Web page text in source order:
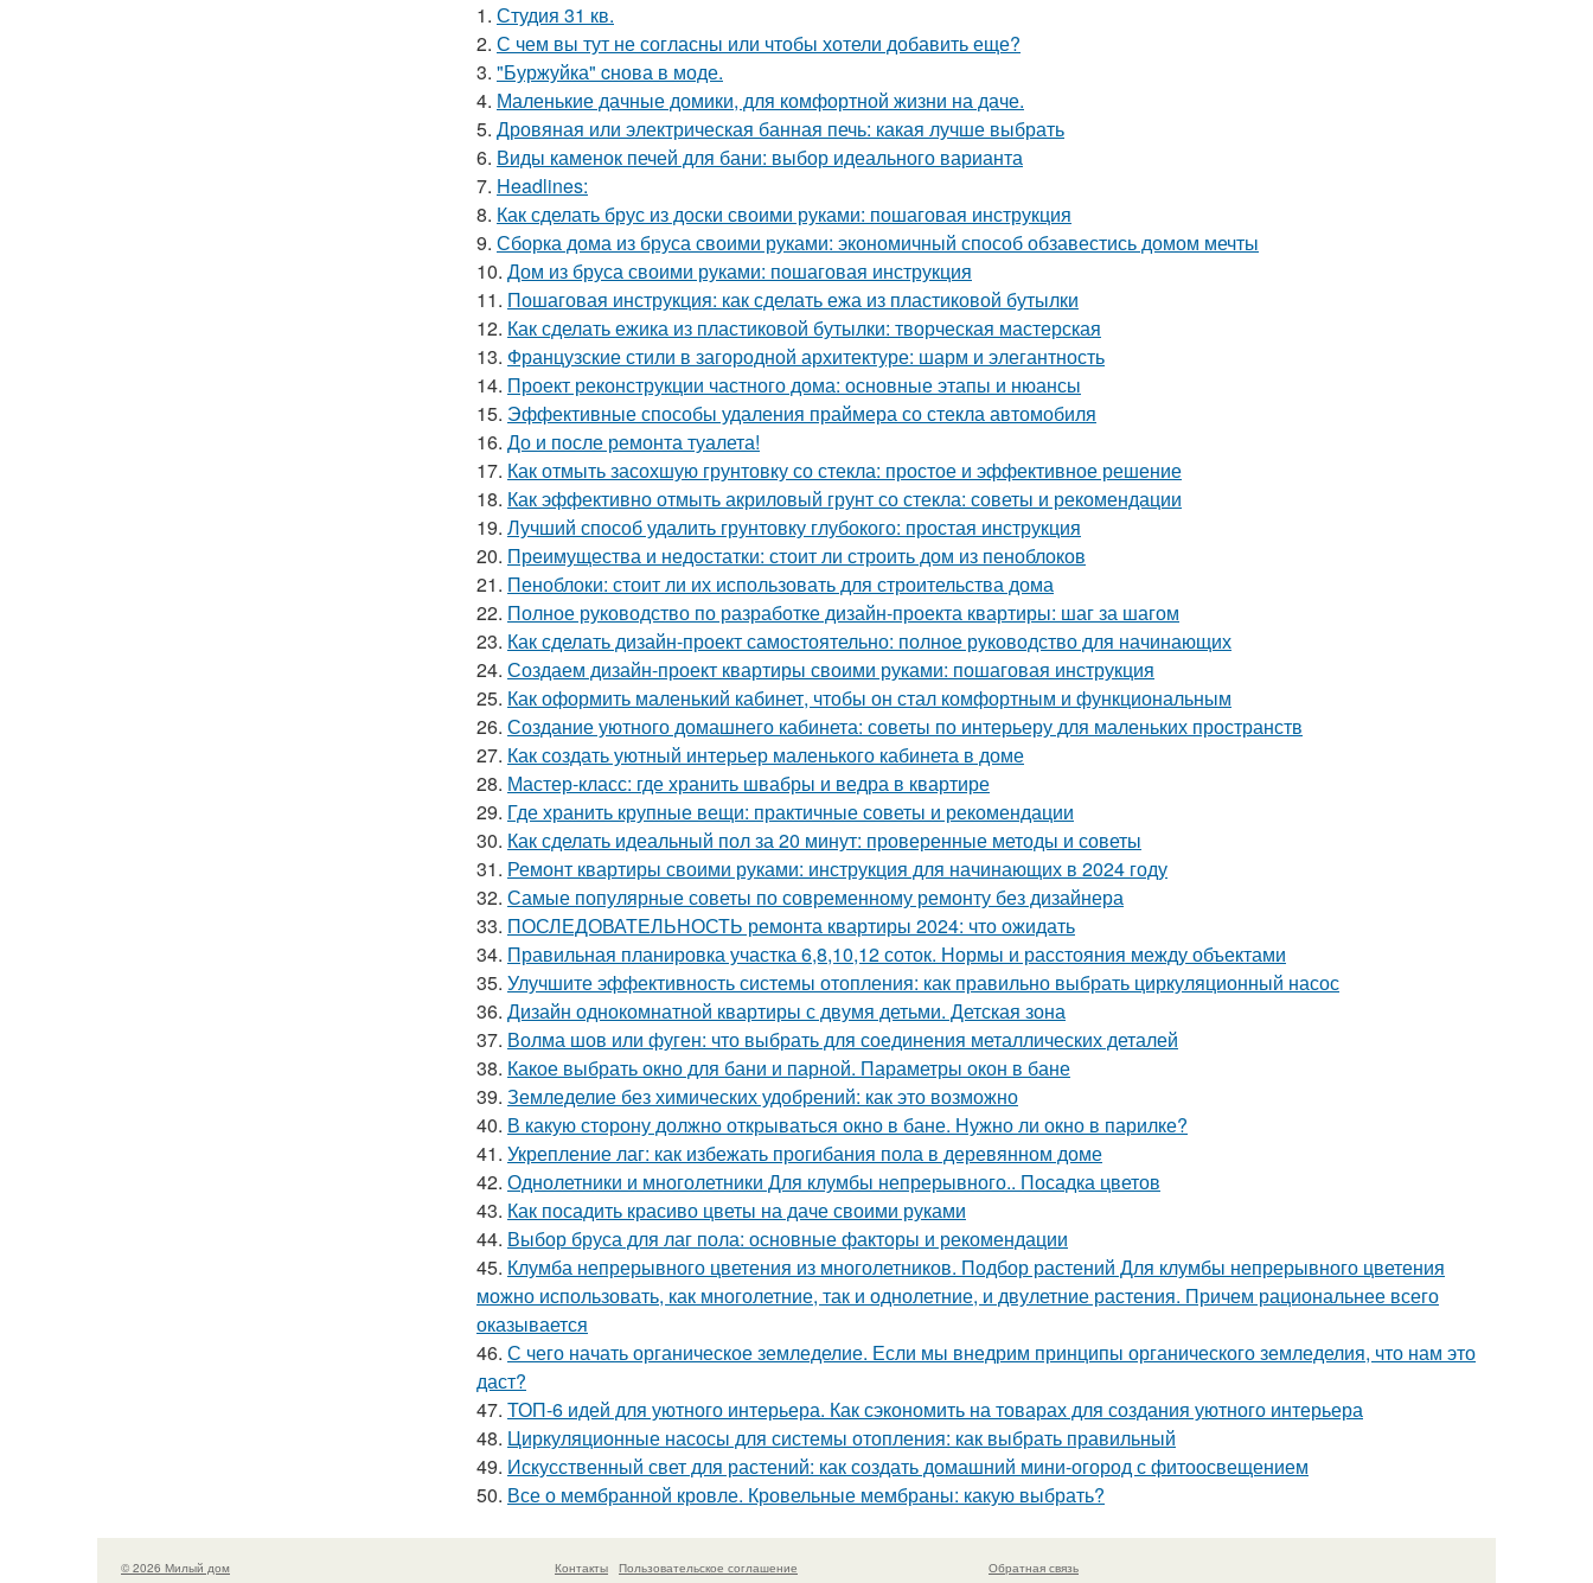
1. Студия 31 кв.
2. С чем вы тут не согласны или чтобы хотели добавить еще?
3. "Буржуйка" cнова в моде.
4. Маленькие дачные домики, для комфортной жизни на даче.
5. Дровяная или электрическая банная печь: какая лучше выбрать
6. Виды каменок печей для бани: выбор идеального варианта
7. Headlines:
8. Как сделать брус из доски своими руками: пошаговая инструкция
9. Сборка дома из бруса своими руками: экономичный способ обзавестись домом мечты
10. Дом из бруса своими руками: пошаговая инструкция
11. Пошаговая инструкция: как сделать ежа из пластиковой бутылки
12. Как сделать ежика из пластиковой бутылки: творческая мастерская
13. Французские стили в загородной архитектуре: шарм и элегантность
14. Проект реконструкции частного дома: основные этапы и нюансы
15. Эффективные способы удаления праймера со стекла автомобиля
16. До и после ремонта туалета!
17. Как отмыть засохшую грунтовку со стекла: простое и эффективное решение
18. Как эффективно отмыть акриловый грунт со стекла: советы и рекомендации
19. Лучший способ удалить грунтовку глубокого: простая инструкция
20. Преимущества и недостатки: стоит ли строить дом из пеноблоков
21. Пеноблоки: стоит ли их использовать для строительства дома
22. Полное руководство по разработке дизайн-проекта квартиры: шаг за шагом
23. Как сделать дизайн-проект самостоятельно: полное руководство для начинающих
24. Создаем дизайн-проект квартиры своими руками: пошаговая инструкция
25. Как оформить маленький кабинет, чтобы он стал комфортным и функциональным
26. Создание уютного домашнего кабинета: советы по интерьеру для маленьких пространств
27. Как создать уютный интерьер маленького кабинета в доме
28. Мастер-класс: где хранить швабры и ведра в квартире
29. Где хранить крупные вещи: практичные советы и рекомендации
30. Как сделать идеальный пол за 20 минут: проверенные методы и советы
31. Ремонт квартиры своими руками: инструкция для начинающих в 2024 году
32. Самые популярные советы по современному ремонту без дизайнера
33. ПОСЛЕДОВАТЕЛЬНОСТЬ ремонта квартиры 2024: что ожидать
34. Правильная планировка участка 6,8,10,12 соток. Нормы и расстояния между объектами
35. Улучшите эффективность системы отопления: как правильно выбрать циркуляционный насос
36. Дизайн однокомнатной квартиры с двумя детьми. Детская зона
37. Волма шов или фуген: что выбрать для соединения металлических деталей
38. Какое выбрать окно для бани и парной. Параметры окон в бане
39. Земледелие без химических удобрений: как это возможно
40. В какую сторону должно открываться окно в бане. Нужно ли окно в парилке?
41. Укрепление лаг: как избежать прогибания пола в деревянном доме
42. Однолетники и многолетники Для клумбы непрерывного.. Посадка цветов
43. Как посадить красиво цветы на даче своими руками
44. Выбор бруса для лаг пола: основные факторы и рекомендации
45. Клумба непрерывного цветения из многолетников. Подбор растений Для клумбы непрерывного цветения
можно использовать, как многолетние, так и однолетние, и двулетние растения. Причем рациональнее всего
оказывается
46. С чего начать органическое земледелие. Если мы внедрим принципы органического земледелия, что нам это
даст?
47. ТОП-6 идей для уютного интерьера. Как сэкономить на товарах для создания уютного интерьера
48. Циркуляционные насосы для системы отопления: как выбрать правильный
49. Искусственный свет для растений: как создать домашний мини-огород с фитоосвещением
50. Все о мембранной кровле. Кровельные мембраны: какую выбрать?
© 2026 Милый дом Контакты Пользовательское соглашение Обратная связь